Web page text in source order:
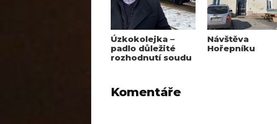
Úzkokolejka –
padlo důležité
rozhodnutí soudu
Návštěva
Hořepníku
Komentáře